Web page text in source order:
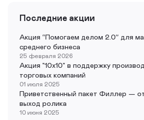
Последние акции
Акция “Помогаем делом 2.0” для
среднего бизнеса
25 февраля 2026
Акция "10х10" в поддержку
торговых компаний
01 июля 2025
Приветственный пакет Филлер —
выход ролика
10 июня 2025